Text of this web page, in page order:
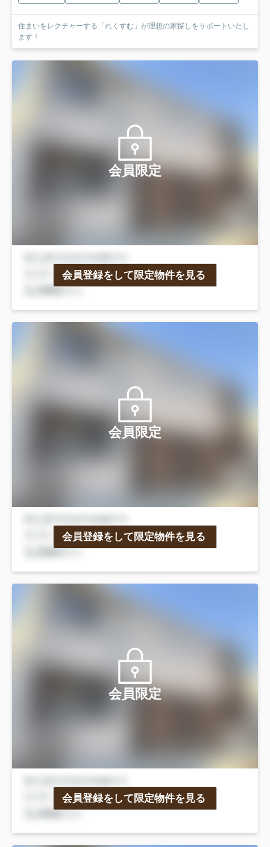
住まいをレクチャーする「れくすむ」が理想の家探しをサポートいたし
ます！
会員限定
会員登録をして限定物件を見る
会員限定
会員登録をして限定物件を見る
会員限定
会員登録をして限定物件を見る